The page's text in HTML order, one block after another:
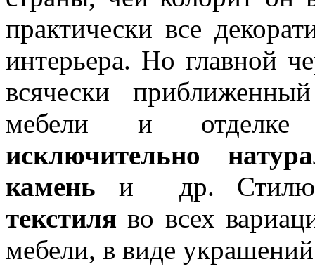
практически все
интерьера. Но главной
всячески
мебели и отделке
исключительно
камень и др. Стилю
текстиля во всех
мебели, в виде